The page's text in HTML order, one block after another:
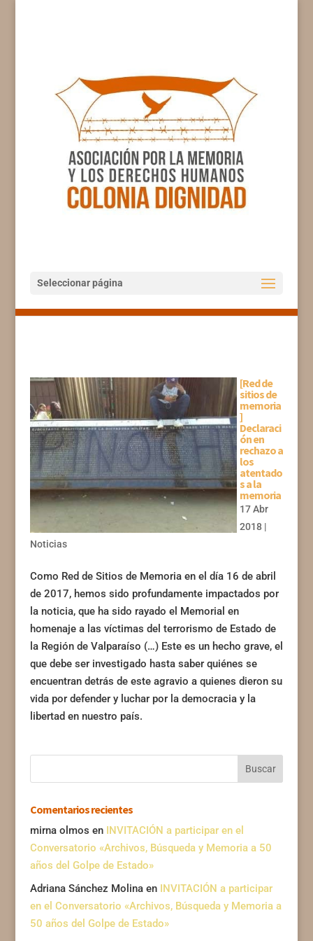
Seleccionar página
[Red de
sitios de
memoria
]
Declaraci
ón en
rechazo a
los
atentado
s a la
memoria
17 Abr
2018|
Noticias
Como Red de Sitios de Memoria en el día 16 de abril
de 2017, hemos sido profundamente impactados por
la noticia, que ha sido rayado el Memorial en
homenaje a las víctimas del terrorismo de Estado de
la Región de Valparaíso (…) Este es un hecho grave, el
que debe ser investigado hasta saber quiénes se
encuentran detrás de este agravio a quienes dieron su
vida por defender y luchar por la democracia y la
libertad en nuestro país.
Comentarios recientes
mirna olmos en INVITACIÓN a participar en el
Conversatorio «Archivos, Búsqueda y Memoria a 50
años del Golpe de Estado»
Adriana Sánchez Molinaen INVITACIÓN a participar
en el Conversatorio «Archivos, Búsqueda y Memoria a
50 años del Golpe de Estado»